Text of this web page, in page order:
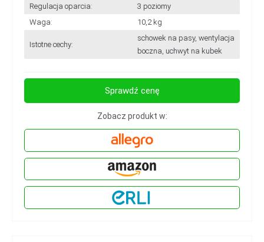
Regulacja oparcia:
3 poziomy
Waga:
10,2 kg
Istotne cechy:
schowek na pasy, wentylacja
boczna, uchwyt na kubek
Sprawdź cenę
Zobacz produkt w: